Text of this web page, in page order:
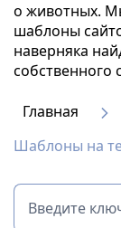
о животных.
шаблоны
наверняка
собственного
Главная
Шаблоны на